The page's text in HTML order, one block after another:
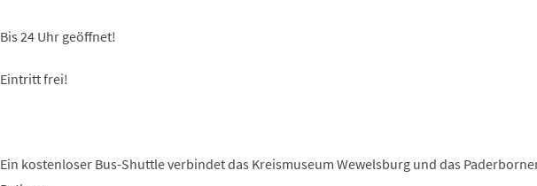
Bis 24 Uhr geöffnet!
Eintritt frei!
Ein kostenloser Bus-Shuttle verbindet das Kreismuseum Wewelsburg und das